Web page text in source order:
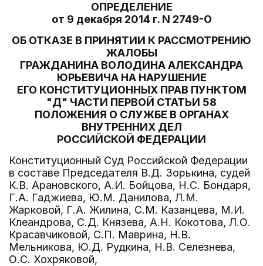
ОПРЕДЕЛЕНИЕ
от 9 декабря 2014 г. N 2749-О
ОБ ОТКАЗЕ В ПРИНЯТИИ К РАССМОТРЕНИЮ
ЖАЛОБЫ
ГРАЖДАНИНА ВОЛОДИНА АЛЕКСАНДРА
ЮРЬЕВИЧА НА НАРУШЕНИЕ
ЕГО КОНСТИТУЦИОННЫХ ПРАВ ПУНКТОМ
"Д" ЧАСТИ ПЕРВОЙ СТАТЬИ 58
ПОЛОЖЕНИЯ О СЛУЖБЕ В ОРГАНАХ
ВНУТРЕННИХ ДЕЛ
РОССИЙСКОЙ ФЕДЕРАЦИИ
Конституционный Суд Российской Федерации
в составе Председателя В.Д. Зорькина, судей
К.В. Арановского, А.И. Бойцова, Н.С. Бондаря,
Г.А. Гаджиева, Ю.М. Данилова, Л.М.
Жарковой, Г.А. Жилина, С.М. Казанцева, М.И.
Клеандрова, С.Д. Князева, А.Н. Кокотова, Л.О.
Красавчиковой, С.П. Маврина, Н.В.
Мельникова, Ю.Д. Рудкина, Н.В. Селезнева,
О.С. Хохряковой,